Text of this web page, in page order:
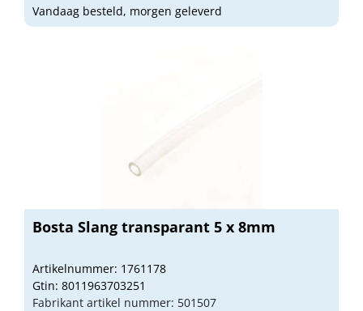
Vandaag besteld, morgen geleverd
Bosta Slang transparant 5 x 8mm
Artikelnummer: 1761178
Gtin: 8011963703251
Fabrikant artikel nummer: 501507